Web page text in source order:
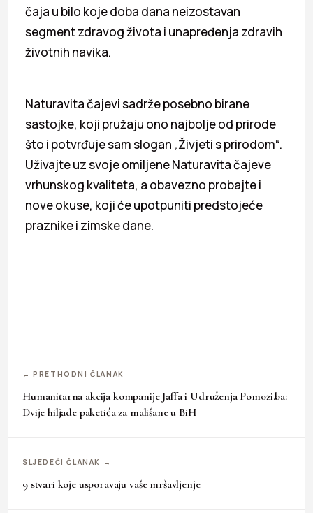
čaja u bilo koje doba dana neizostavan
segment zdravog života i unapređenja zdravih
životnih navika.
Naturavita čajevi sadrže posebno birane
sastojke, koji pružaju ono najbolje od prirode
što i potvrđuje sam slogan „Živjeti s prirodom“.
Uživajte uz svoje omiljene Naturavita čajeve
vrhunskog kvaliteta, a obavezno probajte i
nove okuse, koji će upotpuniti predstojeće
praznike i zimske dane.
← PRETHODNI ČLANAK
Humanitarna akcija kompanije Jaffa i Udruženja Pomozi.ba:
Dvije hiljade paketića za mališane u BiH
SLJEDEĆI ČLANAK →
9 stvari koje usporavaju vaše mršavljenje